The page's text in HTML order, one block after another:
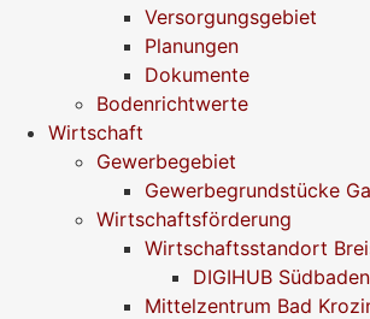
Versorgungsgebiet
Planungen
Dokumente
Bodenrichtwerte
Wirtschaft
Gewerbegebiet
Gewerbegrundstücke
Wirtschaftsförderung
Wirtschaftsstandort
DIGIHUB Südbaden
Mittelzentrum Bad